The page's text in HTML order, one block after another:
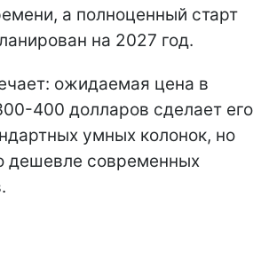
а полноценный старт
на 2027 год.
ожидаемая цена в
400 долларов сделает его
умных колонок, но
дешевле современных